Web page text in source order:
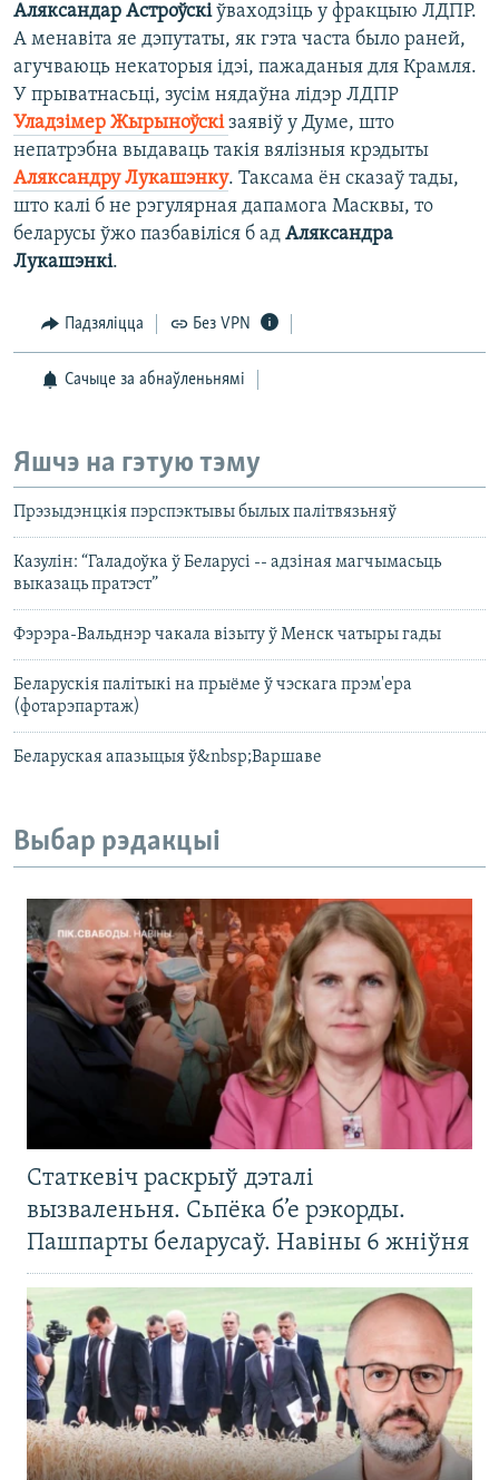
Аляксандар Астроўскіўваходзіць у фракцыю ЛДПР.
А менавіта яе дэпутаты, як гэта часта было раней,
агучваюць некаторыя ідэі, пажаданыя для Крамля.
У прыватнасьці, зусім нядаўна лідэр ЛДПР
Уладзімер Жырыноўскізаявіў у Думе, што
непатрэбна выдаваць такія вялізныя крэдыты
Аляксандру Лукашэнку. Таксама ён сказаў тады,
што калі б не рэгулярная дапамога Масквы, то
беларусы ўжо пазбавіліся б ад Аляксандра
Лукашэнкі.
Падзяліцца Без VPN
Сачыце за абнаўленьнямі
Яшчэ на гэтую тэму
Прэзыдэнцкія пэрспэктывы былых палітвязьняў
Казулін: “Галадоўка ў Беларусі -- адзіная магчымасьць
выказаць пратэст”
Фэрэра-Вальднэр чакала візыту ў Менск чатыры гады
Беларускія палітыкі на прыёме ў чэскага прэм'ера
(фотарэпартаж)
Беларуская апазыцыя ў&nbsp;Варшаве
Выбар рэдакцыі
Статкевіч раскрыў дэталі
вызваленьня. Сьпёка б’е рэкорды.
Пашпарты беларусаў. Навіны 6 жніўня